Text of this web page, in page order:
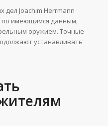
дел Joachim Herrmann
по имеющимся данным,
оружием. Точные
устанавливать